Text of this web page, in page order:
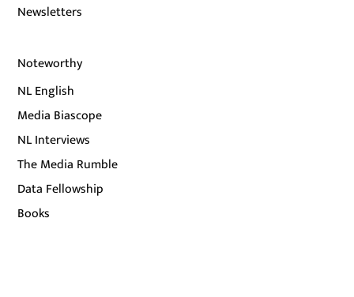
Newsletters
Noteworthy
NL English
Media Biascope
NL Interviews
The Media Rumble
Data Fellowship
Books